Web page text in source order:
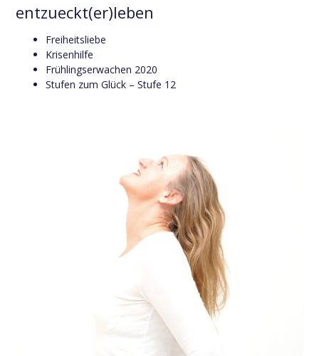
entzueckt(er)leben
Freiheitsliebe
Krisenhilfe
Frühlingserwachen 2020
Stufen zum Glück – Stufe 12